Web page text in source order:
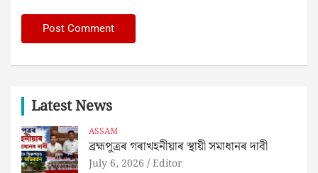
Latest News
ASSAM
ব্ৰহ্মপুত্ৰৰ গৰাখহনীয়াৰ স্থায়ী সমাধানৰ দাবী
July 6, 2026 Editor